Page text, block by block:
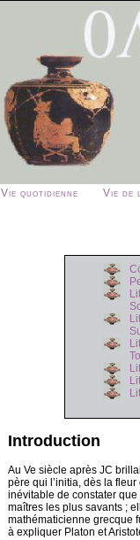
Vie quotidienne Vie de
Introduction
Au Ve siècle après JC
père qui l’initia, dès la
inévitable de constater
maîtres les plus savants ;
mathématicienne grecque
à expliquer Platon et